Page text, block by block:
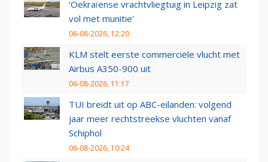
'Oekraïense vrachtvliegtuig in Leipzig zat
vol met munitie'
06-08-2026, 12:20
KLM stelt eerste commerciële vlucht met
Airbus A350-900 uit
06-08-2026, 11:17
TUI breidt uit op ABC-eilanden: volgend
jaar meer rechtstreekse vluchten vanaf
Schiphol
06-08-2026, 10:24